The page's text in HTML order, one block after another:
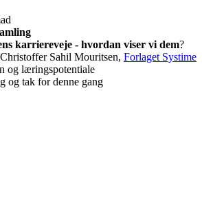
karriereveje - hvordan viser vi dem?
Sahil Mouritsen, Forlaget Systime
og læringspotentiale
og tak for denne gang